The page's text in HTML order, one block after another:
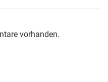
vorhanden.